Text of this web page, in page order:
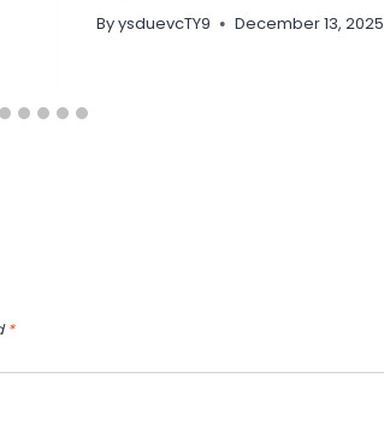
ByysduevcTY9 December 13, 2025
*